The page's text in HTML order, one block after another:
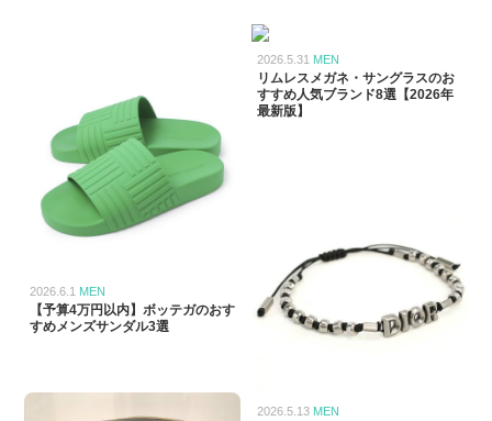
2026.6.1 MEN
【予算4万円以内】ボッテガのおす
すめメンズサンダル3選
2026.5.31 MEN
リムレスメガネ・サングラスのお
すすめ人気ブランド8選【2026年
最新版】
2026.5.13 MEN